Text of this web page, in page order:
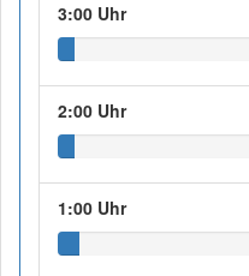
3:00 Uhr
2:00 Uhr
1:00 Uhr